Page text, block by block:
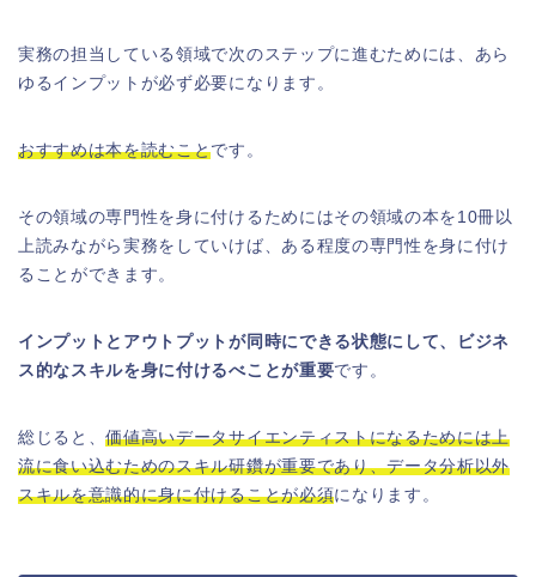
実務の担当している領域で次のステップに進むためには、あら
ゆるインプットが必ず必要になります。
おすすめは本を読むことです。
その領域の専門性を身に付けるためにはその領域の本を10冊以
上読みながら実務をしていけば、ある程度の専門性を身に付け
ることができます。
インプットとアウトプットが同時にできる状態にして、ビジネ
ス的なスキルを身に付けるべことが重要です。
総じると、価値高いデータサイエンティストになるためには上
流に食い込むためのスキル研鑽が重要であり、データ分析以外
スキルを意識的に身に付けることが必須になります。